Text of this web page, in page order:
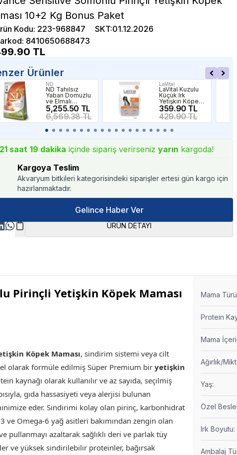
10+2 Kg Bonus Paket
Kodu: 223-968847 SKT:01.12.2026
: 8410650688473
TL
Ürünler
ND
ND Tahılsız
Yaban Domuzlu
ve Elmalı
Medium Maxi
Yetişkin Köpek
Maması 12 Kg
5,255.50 TL
6,569.38 TL
LaVital
LaVital Kuzulu
Küçük Irk
Yetişkin Köpek
Maması 1,5Kg
359.90 TL
429.90 TL
21 saat 19 dakika içinde sipariş verirseniz yarın kargoda!
Kargoya Teslim
Akvaryum bitkileri kategorisindeki siparişler ertesi gün kargo için
hazırlanmaktadır.
Gelince Haber Ver
ÜRÜN DETAYI
Pirinçli Yetişkin Köpek Maması
Köpek Maması, sindirim sistemi veya cilt
olarak formüle edilmiş Süper Premium biryetişkin
kaynağı olarak kullanılır ve az sayıda, seçilmiş
gıda hassasiyeti veya alerjisi bulunan
eder. Sindirimi kolay olan pirinç, karbonhidrat
ve Omega-6 yağ asitleri bakımından zengin olan
pullanmayı azaltarak sağlıklı deri ve parlak tüy
ve yüksek sindirilebilir proteinler, bağırsak
Mama Türü
Protein
Mama
Ağırlık/
Yaş:
Özel
Irk Boyutu:
Ambalaj